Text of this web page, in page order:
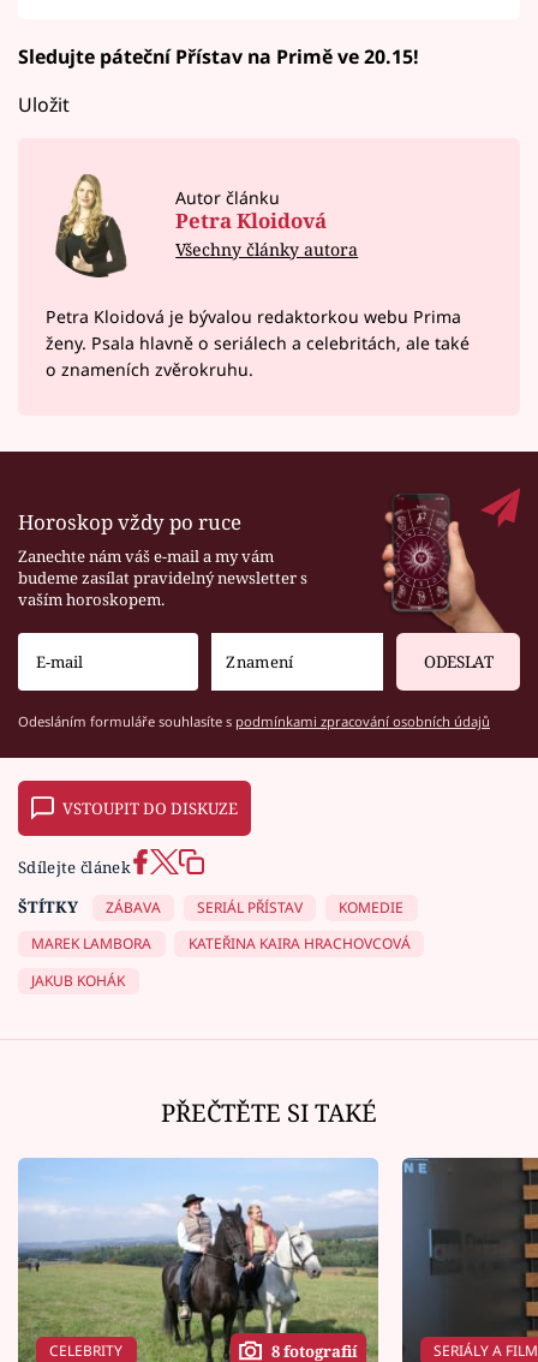
Sledujte páteční Přístav na Primě ve 20.15!
Uložit
Autor článku
Petra Kloidová
Všechny články autora
Petra Kloidová je bývalou redaktorkou webu Prima
ženy. Psala hlavně o seriálech a celebritách, ale také
o znameních zvěrokruhu.
Horoskop vždy po ruce
Zanechte nám váš e-mail a my vám
budeme zasílat pravidelný newsletter s
vaším horoskopem.
ODESLAT
Odesláním formuláře souhlasíte s podmínkami zpracování osobních údajů
VSTOUPIT DO DISKUZE
Sdílejte článek
ŠTÍTKY
ZÁBAVA SERIÁL PŘÍSTAV
KOMEDIE
MAREK LAMBORA
KATEŘINA KAIRA HRACHOVCOVÁ
JAKUB KOHÁK
PŘEČTĚTE SI TAKÉ
CELEBRITY 8 fotografií SERIÁLY A